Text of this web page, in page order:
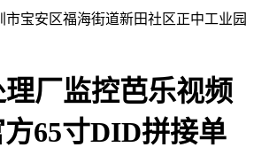
宝安区福海街道新田社区正中工业园
厂监控芭乐视频
65寸DID拼接单